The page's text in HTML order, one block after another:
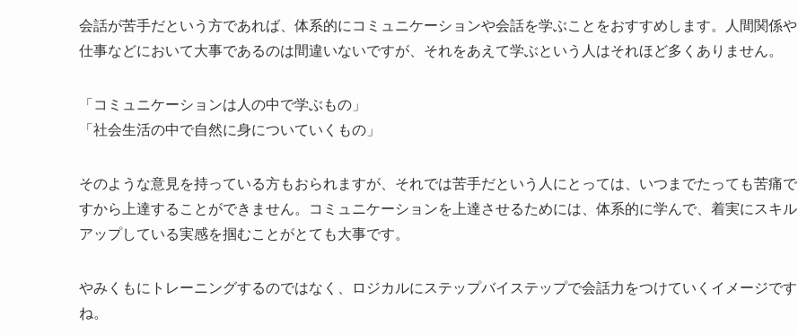
会話が苦手だという方であれば、体系的にコミュニケーションや会話を学ぶことをおすすめします。人間関係や
仕事などにおいて大事であるのは間違いないですが、それをあえて学ぶという人はそれほど多くありません。
「コミュニケーションは人の中で学ぶもの」
「社会生活の中で自然に身についていくもの」
そのような意見を持っている方もおられますが、それでは苦手だという人にとっては、いつまでたっても苦痛で
すから上達することができません。コミュニケーションを上達させるためには、体系的に学んで、着実にスキル
アップしている実感を掴むことがとても大事です。
やみくもにトレーニングするのではなく、ロジカルにステップバイステップで会話力をつけていくイメージです
ね。